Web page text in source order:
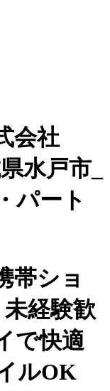
会社
水戸市_
パート
帯ショ
経験歓
で快適
ルOK